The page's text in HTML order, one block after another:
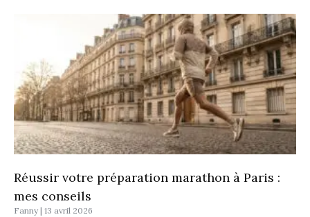
Réussir votre préparation marathon à Paris :
mes conseils
Fanny 13 avril 2026